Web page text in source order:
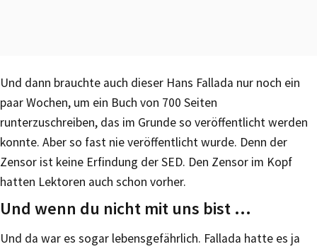
Und dann brauchte auch dieser Hans Fallada nur noch ein
paar Wochen, um ein Buch von 700 Seiten
runterzuschreiben, das im Grunde so veröffentlicht werden
konnte. Aber so fast nie veröffentlicht wurde. Denn der
Zensor ist keine Erfindung der SED. Den Zensor im Kopf
hatten Lektoren auch schon vorher.
Und wenn du nicht mit uns bist …
Und da war es sogar lebensgefährlich. Fallada hatte es ja